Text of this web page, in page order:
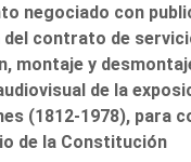
negociado con
del contrato de
montaje y
de la
(1812-1978), para
de la Constitución